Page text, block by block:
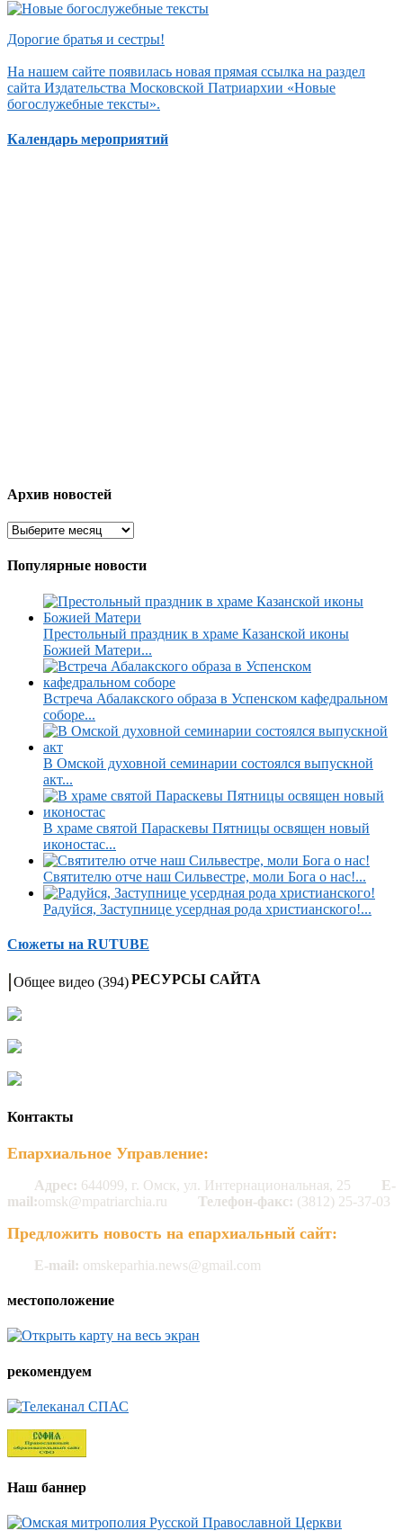
Дорогие братья и сестры!
На нашем сайте появилась новая прямая ссылка на раздел
сайта Издательства Московской Патриархии «Новые
богослужебные тексты».
Календарь мероприятий
Архив новостей
Популярные новости
Престольный праздник в храме Казанской иконы
Божией Матери...
Встреча Абалакского образа в Успенском кафедральном
соборе...
В Омской духовной семинарии состоялся выпускной
акт...
В храме святой Параскевы Пятницы освящен новый
иконостас...
Святителю отче наш Сильвестре, моли Бога о нас!...
Радуйся, Заступнице усердная рода христианского!...
Сюжеты на RUTUBE
Общее видео (394)РЕСУРСЫ САЙТА
Контакты
Епархиальное Управление:
Адрес: 644099, г. Омск, ул. Интернациональная, 25
E-
mail:omsk@mpatriarchia.ru Телефон-факс: (3812) 25-37-03
Предложить новость на епархиальный сайт:
E-mail: omskeparhia.news@gmail.com
местоположение
рекомендуем
Наш баннер